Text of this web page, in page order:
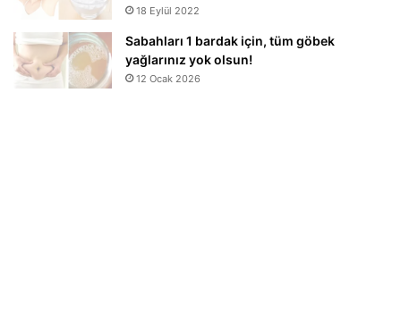
18 Eylül 2022
Sabahları 1 bardak için, tüm göbek
yağlarınız yok olsun!
12 Ocak 2026